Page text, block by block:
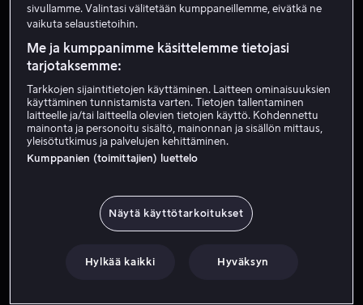
6.1 Komedia Romantiikka
1 h 33 min
Vuokraa 3,99 €
Osta 10,99 €
Molemmat ovat toki rakastuneita – tosin eivät toisiinsa.
sivullamme. Valintasi välitetään kumppaneillemme, eivätkä ne
vaikuta selaustietoihin.
Me ja kumppanimme käsittelemme tietojasi
tarjotaksemme:
Tarkkojen sijaintitietojen käyttäminen. Laitteen ominaisuuksien
käyttäminen tunnistamista varten. Tietojen tallentaminen
laitteelle ja/tai laitteella olevien tietojen käyttö. Kohdennettu
mainonta ja personoitu sisältö, mainonnan ja sisällön mittaus,
yleisötutkimus ja palvelujen kehittäminen.
Kumppanien (toimittajien) luettelo
Näytä käyttötarkoitukset
Hylkää kaikki Hyväksyn